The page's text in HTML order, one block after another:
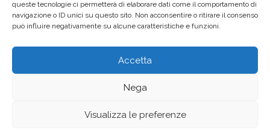
queste tecnologie ci permetterà di elaborare dati come il comportamento di
navigazione o ID unici su questo sito. Non acconsentire o ritirare il consenso
può influire negativamente su alcune caratteristiche e funzioni.
Accetta
Nega
Visualizza le preferenze
© 2026 Associazione Amici della Musica di Livorno -